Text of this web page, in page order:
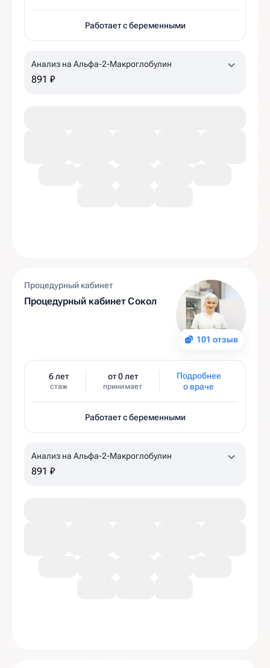
Работает с беременными
Анализ на Альфа-2-Макроглобулин
891 ₽
101 отзыв
Процедурный кабинет
Процедурный кабинет Сокол
6 лет
стаж
от 0 лет
принимает
Подробнее
о враче
Работает с беременными
Анализ на Альфа-2-Макроглобулин
891 ₽